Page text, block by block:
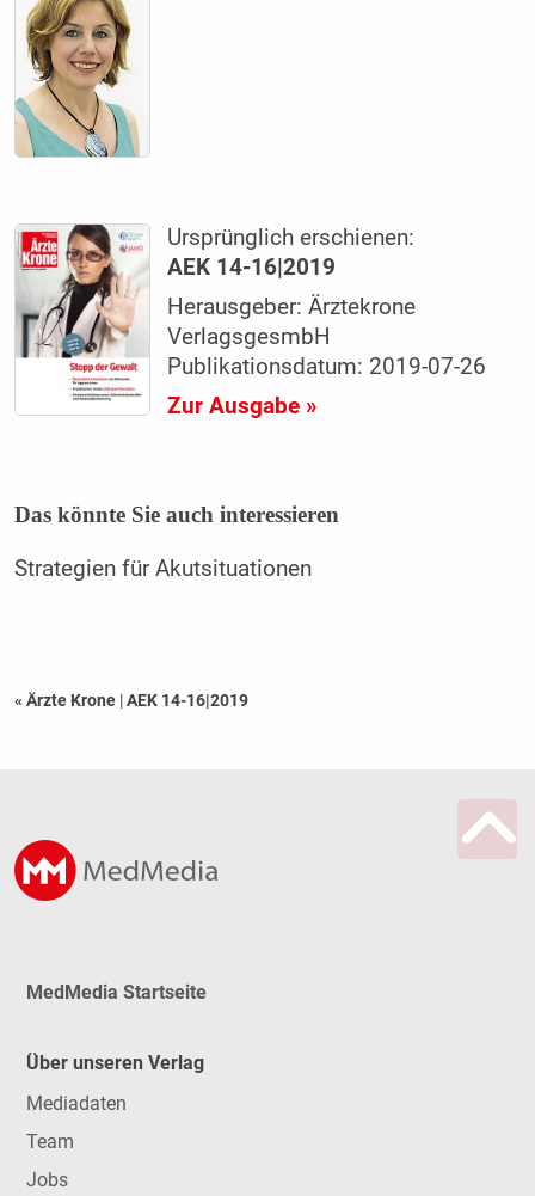
Ursprünglich erschienen:
AEK 14-16|2019
Herausgeber: Ärztekrone
VerlagsgesmbH
Publikationsdatum: 2019-07-26
Zur Ausgabe »
Das könnte Sie auch interessieren
Strategien für Akutsituationen
« Ärzte Krone |AEK 14-16|2019
MedMedia Startseite
Über unseren Verlag
Mediadaten
Team
Jobs